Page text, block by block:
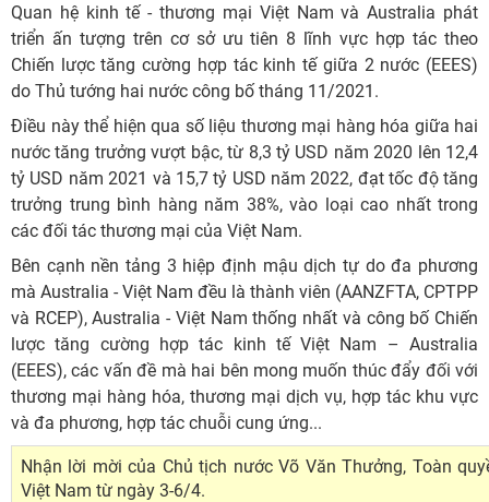
Quan hệ kinh tế - thương mại Việt Nam và Australia phát
triển ấn tượng trên cơ sở ưu tiên 8 lĩnh vực hợp tác theo
Chiến lược tăng cường hợp tác kinh tế giữa 2 nước (EEES)
do Thủ tướng hai nước công bố tháng 11/2021.
Điều này thể hiện qua số liệu thương mại hàng hóa giữa hai
nước tăng trưởng vượt bậc, từ 8,3 tỷ USD năm 2020 lên 12,4
tỷ USD năm 2021 và 15,7 tỷ USD năm 2022, đạt tốc độ tăng
trưởng trung bình hàng năm 38%, vào loại cao nhất trong
các đối tác thương mại của Việt Nam.
Bên cạnh nền tảng 3 hiệp định mậu dịch tự do đa phương
mà Australia - Việt Nam đều là thành viên (AANZFTA, CPTPP
và RCEP), Australia - Việt Nam thống nhất và công bố Chiến
lược tăng cường hợp tác kinh tế Việt Nam – Australia
(EEES), các vấn đề mà hai bên mong muốn thúc đẩy đối với
thương mại hàng hóa, thương mại dịch vụ, hợp tác khu vực
và đa phương, hợp tác chuỗi cung ứng...
Nhận lời mời của Chủ tịch nước Võ Văn Thưởng, Toàn
Việt Nam từ ngày 3-6/4.